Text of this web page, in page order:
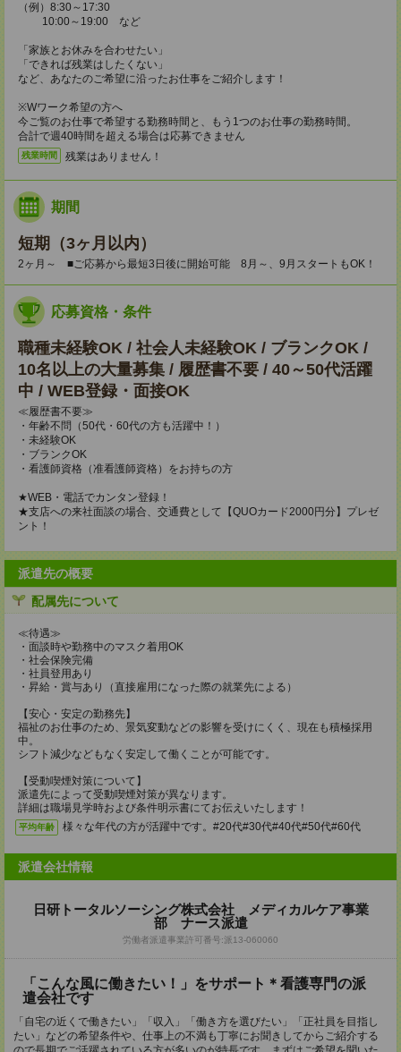
（例）8:30～17:30
10:00～19:00 など
「家族とお休みを合わせたい」
「できれば残業はしたくない」
など、あなたのご希望に沿ったお仕事をご紹介します！
※Wワーク希望の方へ
今ご覧のお仕事で希望する勤務時間と、もう1つのお仕事の勤務時間。
合計で週40時間を超える場合は応募できません
残業時間 残業はありません！
期間
短期（3ヶ月以内）
2ヶ月～ ■ご応募から最短3日後に開始可能 8月～、9月スタートもOK！
応募資格・条件
職種未経験OK / 社会人未経験OK / ブランクOK /
10名以上の大量募集 / 履歴書不要 / 40～50代活躍
中 / WEB登録・面接OK
≪履歴書不要≫
・年齢不問（50代・60代の方も活躍中！）
・未経験OK
・ブランクOK
・看護師資格（准看護師資格）をお持ちの方
★WEB・電話でカンタン登録！
★支店への来社面談の場合、交通費として【QUOカード2000円分】プレゼ
ント！
派遣先の概要
配属先について
≪待遇≫
・面談時や勤務中のマスク着用OK
・社会保険完備
・社員登用あり
・昇給・賞与あり（直接雇用になった際の就業先による）
【安心・安定の勤務先】
福祉のお仕事のため、景気変動などの影響を受けにくく、現在も積極採用
中。
シフト減少などもなく安定して働くことが可能です。
【受動喫煙対策について】
派遣先によって受動喫煙対策が異なります。
詳細は職場見学時および条件明示書にてお伝えいたします！
平均年齢 様々な年代の方が活躍中です。#20代#30代#40代#50代#60代
派遣会社情報
日研トータルソーシング株式会社 メディカルケア事業
部 ナース派遣
労働者派遣事業許可番号:派13-060060
「こんな風に働きたい！」をサポート＊看護専門の派
遣会社です
「自宅の近くで働きたい」「収入」「働き方を選びたい」「正社員を目指し
たい」などの希望条件や、仕事上の不満も丁寧にお聞きしてからご紹介する